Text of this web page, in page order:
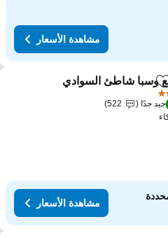
مشاهدة الأسعار
Add to
وسبا شاطئ السوادي
جدًا
522
مشاهدة الأسعار